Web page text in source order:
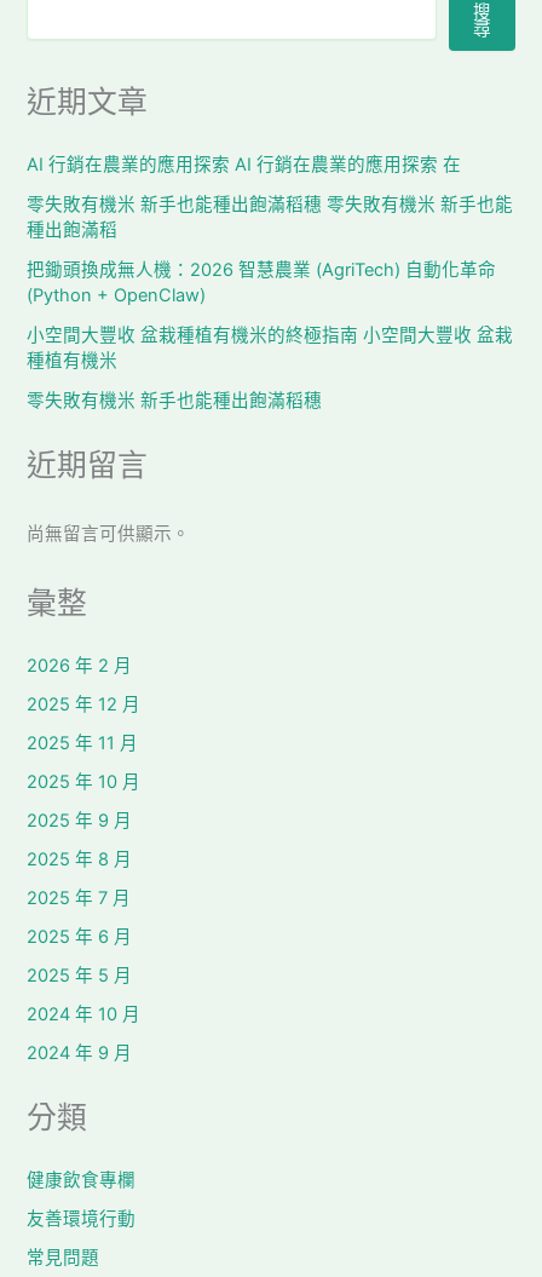
搜
尋
近期文章
AI 行銷在農業的應用探索 AI 行銷在農業的應用探索 在
零失敗有機米 新手也能種出飽滿稻穗 零失敗有機米 新手也能
種出飽滿稻
把鋤頭換成無人機：2026 智慧農業 (AgriTech) 自動化革命
(Python + OpenClaw)
小空間大豐收 盆栽種植有機米的終極指南 小空間大豐收 盆栽
種植有機米
零失敗有機米 新手也能種出飽滿稻穗
近期留言
尚無留言可供顯示。
彙整
2026 年 2 月
2025 年 12 月
2025 年 11 月
2025 年 10 月
2025 年 9 月
2025 年 8 月
2025 年 7 月
2025 年 6 月
2025 年 5 月
2024 年 10 月
2024 年 9 月
分類
健康飲食專欄
友善環境行動
常見問題